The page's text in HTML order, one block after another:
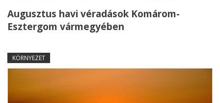
Augusztus havi véradások Komárom-
Esztergom vármegyében
KÖRNYEZET